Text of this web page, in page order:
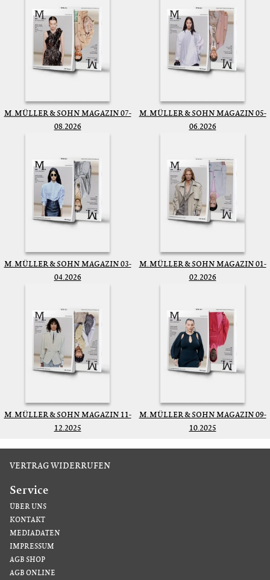
M. MÜLLER & SOHN MAGAZIN 07-
08.2026
M. MÜLLER & SOHN MAGAZIN 05-
06.2026
M. MÜLLER & SOHN MAGAZIN 03-
04.2026
M. MÜLLER & SOHN MAGAZIN 01-
02.2026
M. MÜLLER & SOHN MAGAZIN 11-
12.2025
M. MÜLLER & SOHN MAGAZIN 09-
10.2025
VERTRAG WIDERRUFEN
Service
ÜBER UNS
KONTAKT
MEDIADATEN
IMPRESSUM
AGB SHOP
AGB ONLINE